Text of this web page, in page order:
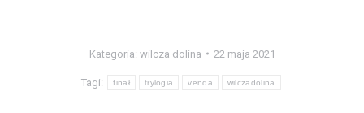
Kategoria: wilcza dolina 22 maja 2021
Tagi: finał trylogia venda wilczadolina